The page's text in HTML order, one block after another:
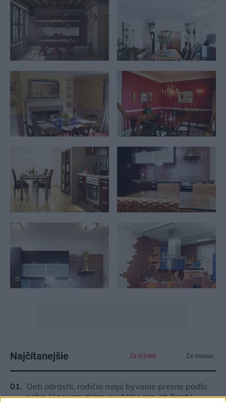
Najčítanejšie Za týždeň Za mesiac
Deti odrástli, rodičia majú bývanie presne podľa
seba. V novom dome je všetko pre ich život i